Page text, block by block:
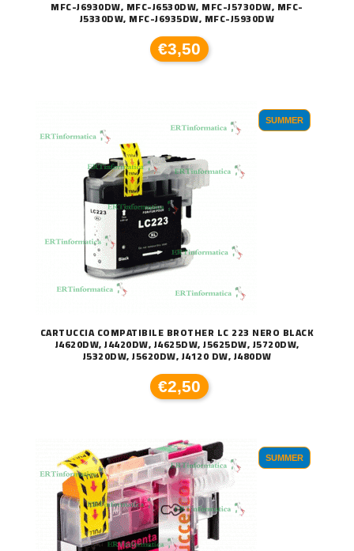
MFC-J6930DW, MFC-J6530DW, MFC-J5730DW, MFC-
J5330DW, MFC-J6935DW, MFC-J5930DW
€3,50
SUMMER
CARTUCCIA COMPATIBILE BROTHER LC 223 NERO BLACK
J4620DW, J4420DW, J4625DW, J5625DW, J5720DW,
J5320DW, J5620DW, J4120 DW, J480DW
€2,50
SUMMER